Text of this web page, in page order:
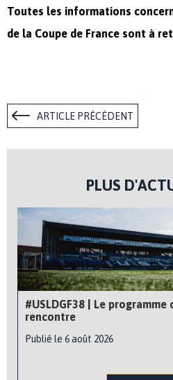
Toutes les informations
de la Coupe de France sont à
ARTICLE PRÉCÉDENT
PLUS
#USLDGF38 | Le
rencontre
Publié le 6 août 2026